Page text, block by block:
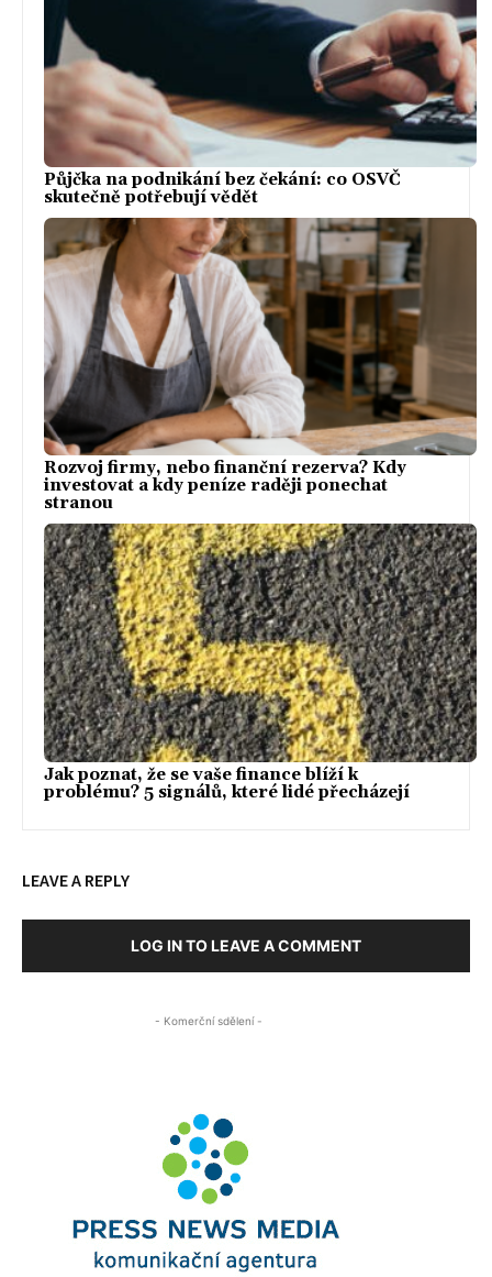
Půjčka na podnikání bez čekání: co OSVČ
skutečně potřebují vědět
Rozvoj firmy, nebo finanční rezerva? Kdy
investovat a kdy peníze raději ponechat
stranou
Jak poznat, že se vaše finance blíží k
problému? 5 signálů, které lidé přecházejí
LEAVE A REPLY
LOG IN TO LEAVE A COMMENT
- Komerční sdělení -